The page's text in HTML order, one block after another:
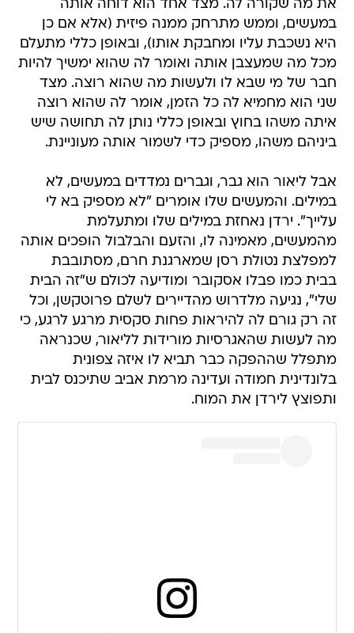
את מה שקורה לה. מצד אחד הוא דוחה אותה
במעשים, וממש מתרחק ממנה פיזית (אלא אם כן
היא נשכבת עליו ומחבקת אותו), ובאופן כללי מתעלם
מכל מה שמעצבן אותה ואומר לה שהוא ימשיך להיות
חבר של מי שבא לו ולעשות מה שהוא רוצה. מצד
שני הוא מחמיא לה כל הזמן, אומר לה שהוא רוצה
איתה משהו בחוץ ובאופן כללי נותן לה תחושה שיש
ביניהם משהו, מספיק כדי לשמור אותה מעוניינת.
אבל ליאור הוא גבר, וגברים נמדדים במעשים, לא
במילים. והמעשים שלו אומרים "לא מספיק בא לי
עלייך". ירדן נאחזת במילים שלו ומתעלמת
מהמעשים, מאמינה לו, והזעם והבלבול הופכים אותה
למפלצת נטולת רסן שמארגנת חרם, מסתובבת
בבית כמו פבלו אסקובר ומודיעה לכולם ש"זה הבית
שלי", נגיעה מלדרוש מהדיירים לשלם פרוטקשן, וכל
זה רק גורם לה להיראות פחות סקסית מרגע לרגע, כי
מה לעשות שהאגרסיות מורידות לליאור, שכנראה
מתפלל שההפקה כבר תביא לו איזה צפונית
בלונדינית חמודה ועדינה מרמת אביב שתיכנס לבית
ותפוצץ לירדן את המוח.